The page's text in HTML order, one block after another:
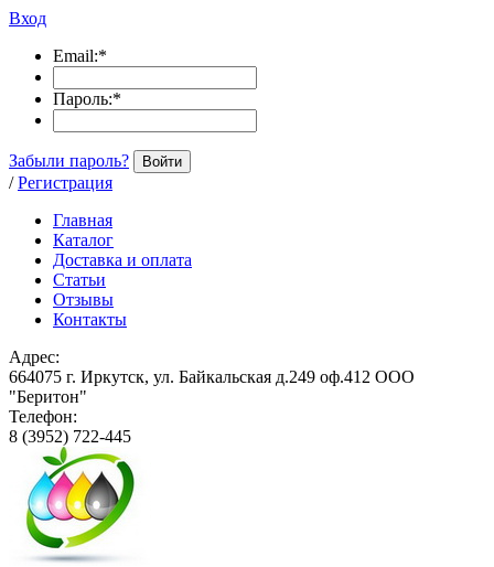
Вход
Email:*
Пароль:*
Забыли пароль? Войти
/ Регистрация
Главная
Каталог
Доставка и оплата
Статьи
Отзывы
Контакты
Адрес:
664075 г. Иркутск, ул. Байкальская д.249 оф.412 ООО
"Беритон"
Телефон:
8 (3952) 722-445